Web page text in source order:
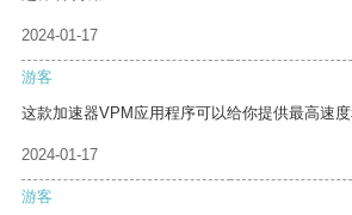
2024-01-17
游客
这款加速器VPM应用程序可以给你提供最高速度
2024-01-17
游客